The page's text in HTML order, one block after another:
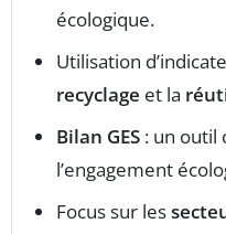
écologique.
Utilisation
recyclage et la
Bilan GES : un outil
l’engagement
Focus sur les